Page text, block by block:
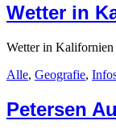
Wetter in
Wetter in
Alle, Geografie,
Petersen